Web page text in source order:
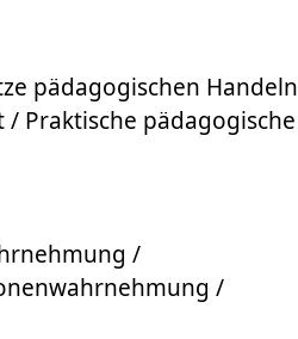
pädagogischen
Praktische
/
/